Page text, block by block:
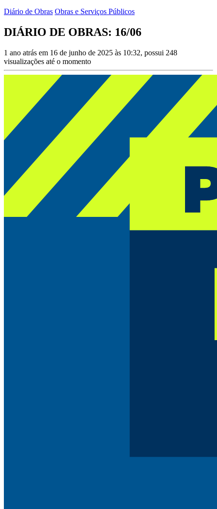
Diário de Obras Obras e Serviços Públicos
DIÁRIO DE OBRAS: 16/06
1 ano atrás em 16 de junho de 2025 às 10:32, possui 248
visualizações até o momento